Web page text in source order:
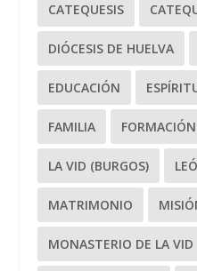
CATEQUESIS
DIÓCESIS DE HUELVA
EDUCACIÓN
FAMILIA FORMACIÓN
LA VID (BURGOS)
MATRIMONIO
MONASTERIO DE LA VID